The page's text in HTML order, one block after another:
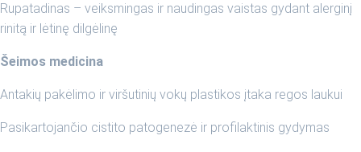
Rupatadinas – veiksmingas ir naudingas vaistas gydant alerginį
rinitą ir lėtinę dilgėlinę
Šeimos medicina
Antakių pakėlimo ir viršutinių vokų plastikos įtaka regos laukui
Pasikartojančio cistito patogenezė ir profilaktinis gydymas